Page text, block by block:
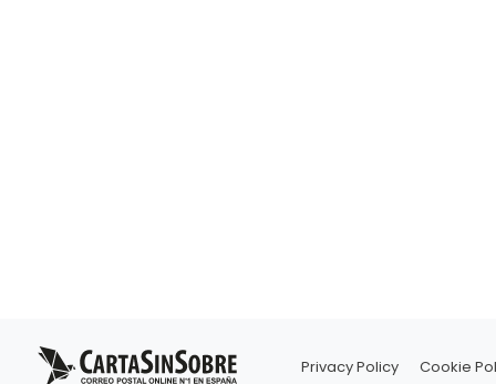
Privacy Policy Cookie